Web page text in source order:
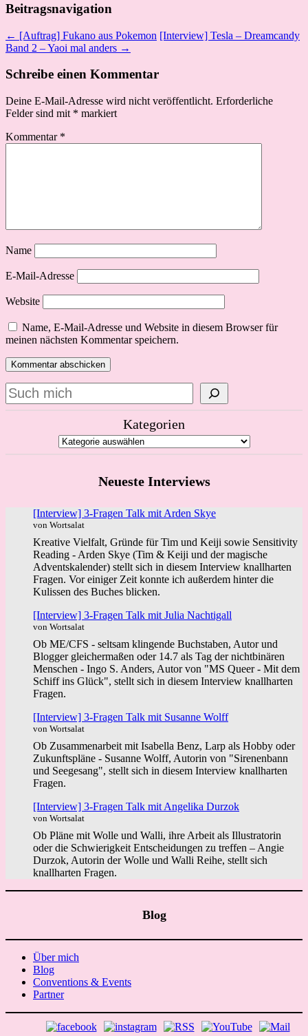
Beitragsnavigation
← [Auftrag] Fukano aus Pokemon [Interview] Tesla – Dreamcandy
Band 2 – Yaoi mal anders →
Schreibe einen Kommentar
Deine E-Mail-Adresse wird nicht veröffentlicht. Erforderliche
Felder sind mit * markiert
Kommentar *
Name
E-Mail-Adresse
Website
Name, E-Mail-Adresse und Website in diesem Browser für
meinen nächsten Kommentar speichern.
Suchen
Kategorien
Neueste Interviews
[Interview] 3-Fragen Talk mit Arden Skye
von Wortsalat
Kreative Vielfalt, Gründe für Tim und Keiji sowie Sensitivity
Reading - Arden Skye (Tim & Keiji und der magische
Adventskalender) stellt sich in diesem Interview knallharten
Fragen. Vor einiger Zeit konnte ich außerdem hinter die
Kulissen des Buches blicken.
[Interview] 3-Fragen Talk mit Julia Nachtigall
von Wortsalat
Ob ME/CFS - seltsam klingende Buchstaben, Autor und
Blogger gleichermaßen oder 14.7 als Tag der nichtbinären
Menschen - Ingo S. Anders, Autor von "MS Queer - Mit dem
Schiff ins Glück", stellt sich in diesem Interview knallharten
Fragen.
[Interview] 3-Fragen Talk mit Susanne Wolff
von Wortsalat
Ob Zusammenarbeit mit Isabella Benz, Larp als Hobby oder
Zukunftspläne - Susanne Wolff, Autorin von "Sirenenbann
und Seegesang", stellt sich in diesem Interview knallharten
Fragen.
[Interview] 3-Fragen Talk mit Angelika Durzok
von Wortsalat
Ob Pläne mit Wolle und Walli, ihre Arbeit als Illustratorin
oder die Schwierigkeit Entscheidungen zu treffen – Angie
Durzok, Autorin der Wolle und Walli Reihe, stellt sich
knallharten Fragen.
Blog
Über mich
Blog
Conventions & Events
Partner